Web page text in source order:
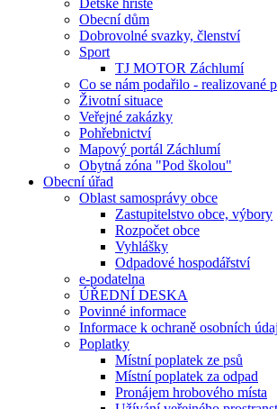
Dětské hřiště
Obecní dům
Dobrovolné svazky, členství
Sport
TJ MOTOR Záchlumí
Co se nám podařilo - realizované
Životní situace
Veřejné zakázky
Pohřebnictví
Mapový portál Záchlumí
Obytná zóna "Pod školou"
Obecní úřad
Oblast samosprávy obce
Zastupitelstvo obce, výbory
Rozpočet obce
Vyhlášky
Odpadové hospodářství
e-podatelna
ÚŘEDNÍ DESKA
Povinné informace
Informace k ochraně osobních
Poplatky
Místní poplatek ze psů
Místní poplatek za odpad
Pronájem hrobového místa